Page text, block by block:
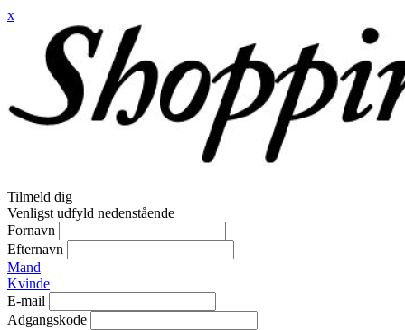
x
Tilmeld dig
Venligst udfyld nedenstående
Fornavn
Efternavn
Mand
Kvinde
E-mail
Adgangskode